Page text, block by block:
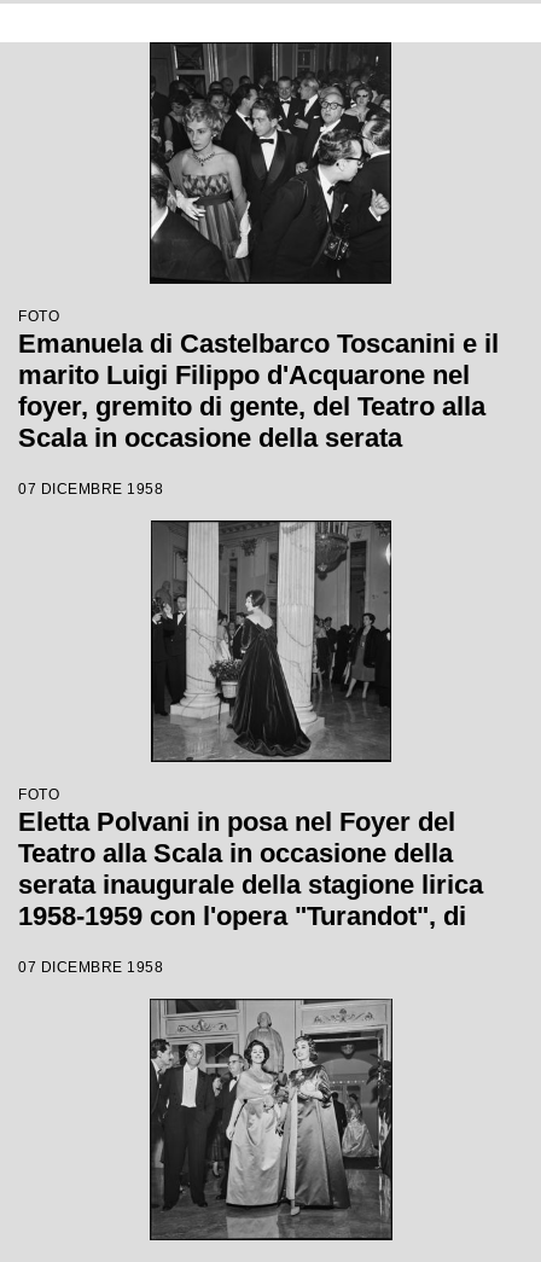
Wallmann
FOTO
Emanuela di Castelbarco Toscanini e il
marito Luigi Filippo d'Acquarone nel
foyer, gremito di gente, del Teatro alla
Scala in occasione della serata
1959 con l'opera "Turandot", di Giacomo
Puccini, diretta da Antonino Votto con la
regia di Margherita Wallmann
07 DICEMBRE 1958
FOTO
Eletta Polvani in posa nel Foyer del
Teatro alla Scala in occasione della
serata inaugurale della stagione lirica
1958-1959 con l'opera "Turandot", di
Votto con la regia di Margherita
07 DICEMBRE 1958